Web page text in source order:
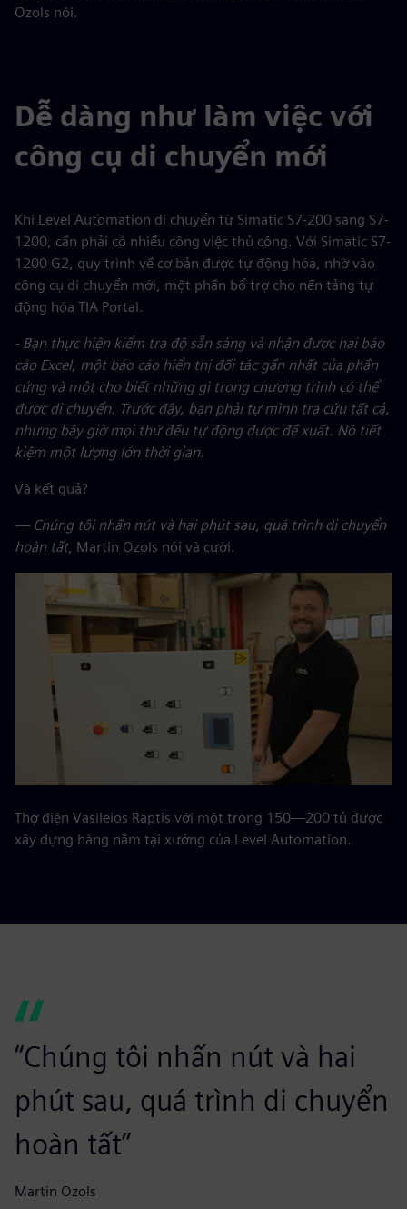
Ozols nói.
Dễ dàng như làm việc với
công cụ di chuyển mới
Khi Level Automation di chuyển từ Simatic S7-200 sang S7-
1200, cần phải có nhiều công việc thủ công. Với Simatic S7-
1200 G2, quy trình về cơ bản được tự động hóa, nhờ vào
công cụ di chuyển mới, một phần bổ trợ cho nền tảng tự
động hóa TIA Portal.
- Bạn thực hiện kiểm tra độ sẵn sàng và nhận được hai báo
cáo Excel, một báo cáo hiển thị đối tác gần nhất của phần
cứng và một cho biết những gì trong chương trình có thể
được di chuyển. Trước đây, bạn phải tự mình tra cứu tất cả,
nhưng bây giờ mọi thứ đều tự động được đề xuất. Nó tiết
kiệm một lượng lớn thời gian.
Và kết quả?
— Chúng tôi nhấn nút và hai phút sau, quá trình di chuyển
hoàn tất, Martin Ozols nói và cười.
Thợ điện Vasileios Raptis với một trong 150—200 tủ được
xây dựng hàng năm tại xưởng của Level Automation.
“Chúng tôi nhấn nút và hai
phút sau, quá trình di chuyển
hoàn tất”
Martin Ozols